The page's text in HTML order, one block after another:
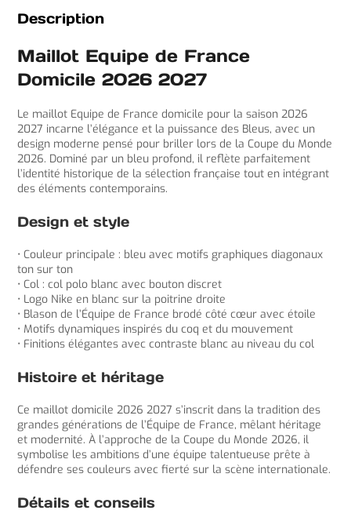
Description
Maillot Equipe de France
Domicile 2026 2027
Le maillot Equipe de France domicile pour la saison 2026
2027 incarne l’élégance et la puissance des Bleus, avec un
design moderne pensé pour briller lors de la Coupe du Monde
2026. Dominé par un bleu profond, il reflète parfaitement
l’identité historique de la sélection française tout en intégrant
des éléments contemporains.
Design et style
• Couleur principale : bleu avec motifs graphiques diagonaux
ton sur ton
• Col : col polo blanc avec bouton discret
• Logo Nike en blanc sur la poitrine droite
• Blason de l’Équipe de France brodé côté cœur avec étoile
• Motifs dynamiques inspirés du coq et du mouvement
• Finitions élégantes avec contraste blanc au niveau du col
Histoire et héritage
Ce maillot domicile 2026 2027 s’inscrit dans la tradition des
grandes générations de l’Équipe de France, mêlant héritage
et modernité. À l’approche de la Coupe du Monde 2026, il
symbolise les ambitions d’une équipe talentueuse prête à
défendre ses couleurs avec fierté sur la scène internationale.
Détails et conseils